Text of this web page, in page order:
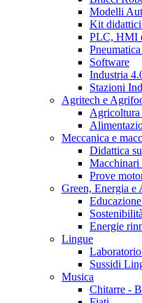
Modelli
Kit didattici
PLC, HMI
Software
Industria
Stazioni
Agritech e
Agricoltura
Meccanica e
Didattica
Macchinari
Prove
Green, Energia e
Energie
Lingue
Sussidi
Musica
Chitarre -